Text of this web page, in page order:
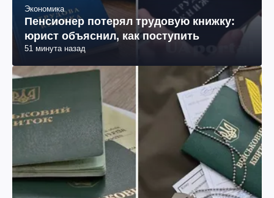
Экономика
Пенсионер потерял трудовую книжку:
юрист объяснил, как поступить
51 минута назад